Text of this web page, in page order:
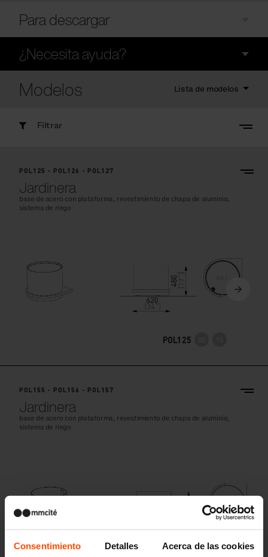
Consentimiento Detalles Acerca de las cookies
Para descargar
¿Necesita ayuda?
Modelos Lista de modelos
Filtrar
POL125 - POL126 - POL127
Jardinera
base de acero con plataforma, revestimiento de chapa de aluminio,
sistema de riego
POL125
POL155 - POL156 - POL157
Jardinera
base de acero con plataforma, revestimiento de chapa de aluminio,
sistema de riego